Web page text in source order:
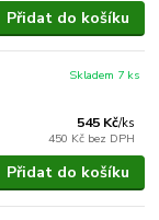
Přidat do košíku
545 Kč/ks
450 Kč bez DPH
Skladem 7 ks
Přidat do košíku